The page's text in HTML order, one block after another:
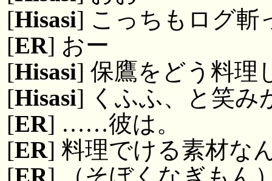
[Hisasi] こっちもログ斬
[ER] おー
[Hisasi] 保鷹をどう料理
[Hisasi] くふふ、と笑み
[ER] ……彼は。
[ER] 料理でける素材な
[ER] （そぼくなぎもん